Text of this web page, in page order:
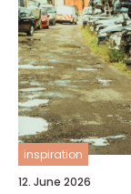
inspiration
12. June 2026